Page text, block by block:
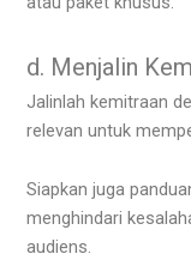
d. Menjalin
Jalinlah kemitraan
relevan untuk
Siapkan juga
menghindari
audiens.